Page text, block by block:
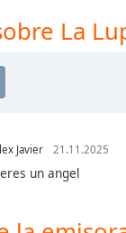
La
Javier 21.11.2025
un angel